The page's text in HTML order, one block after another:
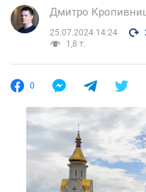
Дмитро
25.07.2024 14:24
1,8 т.
0